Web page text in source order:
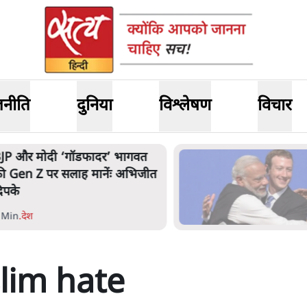
दुनिया विश्लेषण विचार
और मोदी ‘गॉडफादर’ भागवत
Gen Z पर सलाह मानेंः अभिजीत
.देश
hate